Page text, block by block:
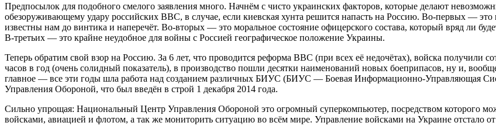
Предпосылок для подобного смелого заявления много. Начнём с чисто украинских факторов, которые делают
обезоруживающему удару российских ВВС, в случае, если киевская хунта решится напасть на Россию. Во-первых —
известны нам до винтика и наперечёт. Во-вторых — это моральное состояние офицерского состава, который вряд ли
В-третьих — это крайне неудобное для войны с Россией географическое положение Украины.
Теперь обратим свой взор на Россию. За 6 лет, что проводится реформа ВВС (при всех её недочётах), войска получили
часов в год (очень солидный показатель), в производство пошли десятки наименований новых боеприпасов, ну и,
главное — все эти годы шла работа над созданием различных БИУС (БИУС — Боевая Информационно-Управляющая
Управления Обороной, что был введён в строй 1 декабря 2014 года.
Сильно упрощая: Национальный Центр Управления Обороной это огромный суперкомпьютер, посредством которого
войсками, авиацией и флотом, а так же мониторить ситуацию во всём мире. Управление войсками на Украине отстало